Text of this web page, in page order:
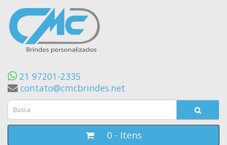
21 97201-2335
contato@cmcbrindes.net
0 - Itens